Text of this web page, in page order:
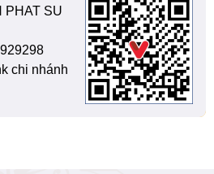
PHAT SU
chi nhánh